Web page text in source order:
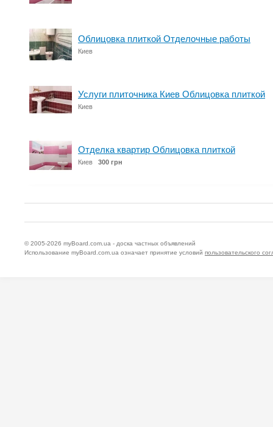
Облицовка плиткой Отделочные работы
Киев
Услуги плиточника Киев Облицовка плиткой
Киев
Отделка квартир Облицовка плиткой
Киев 300 грн
© 2005-2026 myBoard.com.ua - доска частных объявлений
Использование myBoard.com.ua означает принятие условий пользовательского